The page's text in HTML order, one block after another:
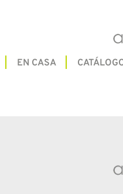
EN CASA